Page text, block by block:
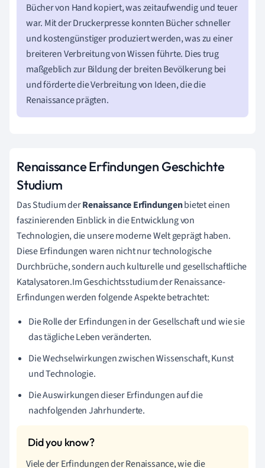
Bücher von Hand kopiert, was zeitaufwendig und teuer
war. Mit der Druckerpresse konnten Bücher schneller
und kostengünstiger produziert werden, was zu einer
breiteren Verbreitung von Wissen führte. Dies trug
maßgeblich zur Bildung der breiten Bevölkerung bei
und förderte die Verbreitung von Ideen, die die
Renaissance prägten.
Renaissance Erfindungen Geschichte
Studium
Das Studium derRenaissance Erfindungenbietet einen
faszinierenden Einblick in die Entwicklung von
Technologien, die unsere moderne Welt geprägt haben.
Diese Erfindungen waren nicht nur technologische
Durchbrüche, sondern auch kulturelle und gesellschaftliche
Katalysatoren.Im Geschichtsstudium der Renaissance-
Erfindungen werden folgende Aspekte betrachtet:
Die Rolle der Erfindungen in der Gesellschaft und wie sie
das tägliche Leben veränderten.
Die Wechselwirkungen zwischen Wissenschaft, Kunst
und Technologie.
Die Auswirkungen dieser Erfindungen auf die
nachfolgenden Jahrhunderte.
Viele der Erfindungen der Renaissance, wie die